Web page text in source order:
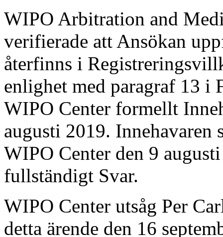
WIPO Arbitration and
verifierade att Ansökan
återfinns i
enlighet med paragraf 13 i
WIPO Center formellt
augusti 2019. Innehavaren
WIPO Center den 9
fullständigt Svar.
WIPO Center utsåg Per
detta ärende den 16